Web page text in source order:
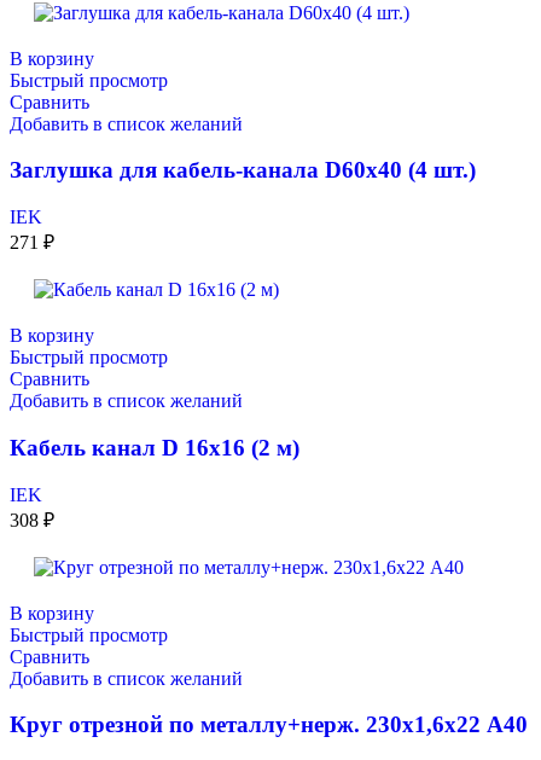
В корзину
Быстрый просмотр
Сравнить
Добавить в список желаний
Заглушка для кабель-канала D60х40 (4 шт.)
IEK
271 ₽
В корзину
Быстрый просмотр
Сравнить
Добавить в список желаний
Кабель канал D 16х16 (2 м)
IEK
308 ₽
В корзину
Быстрый просмотр
Сравнить
Добавить в список желаний
Круг отрезной по металлу+нерж. 230х1,6х22 А40